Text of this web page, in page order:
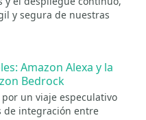
y segura de nuestras
Amazon Alexa y la
Bedrock
un viaje especulativo
de integración entre